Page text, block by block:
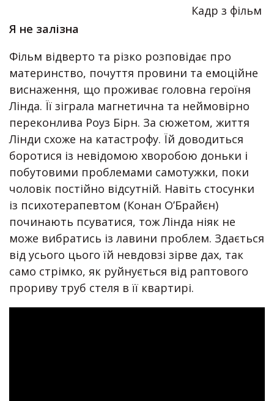
Кадр з фільм
Я не залізна
Фільм відверто та різко розповідає про
материнство, почуття провини та емоційне
виснаження, що проживає головна героїня
Лінда. Її зіграла магнетична та неймовірно
переконлива Роуз Бірн. За сюжетом, життя
Лінди схоже на катастрофу. Їй доводиться
боротися із невідомою хворобою доньки і
побутовими проблемами самотужки, поки
чоловік постійно відсутній. Навіть стосунки
із психотерапевтом (Конан О’Брайєн)
починають псуватися, тож Лінда ніяк не
може вибратись із лавини проблем. Здається
від усього цього їй невдовзі зірве дах, так
само стрімко, як руйнується від раптового
прориву труб стеля в її квартирі.